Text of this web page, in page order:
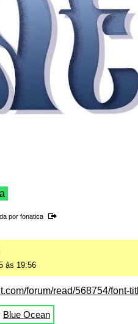
por fonatica
às 19:56
forum/read/568754/font-
Blue Ocean